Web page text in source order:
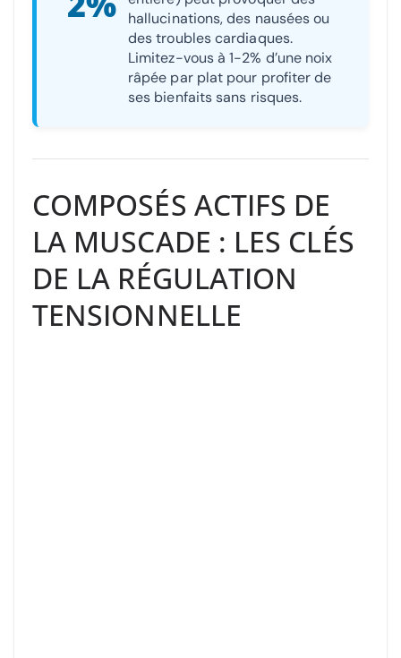
hallucinations, des nausées ou
des troubles cardiaques.
Limitez-vous à 1-2% d’une noix
râpée par plat pour profiter de
ses bienfaits sans risques.
COMPOSÉS ACTIFS DE
LA MUSCADE : LES CLÉS
DE LA RÉGULATION
TENSIONNELLE